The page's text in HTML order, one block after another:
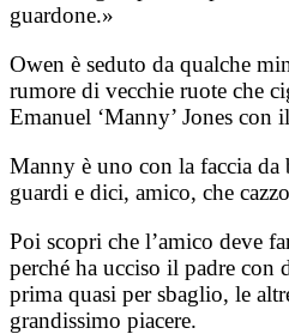
guardone.»
Owen è seduto da qualche
rumore di vecchie ruote che
Emanuel ‘Manny’ Jones con
Manny è uno con la faccia da
guardi e dici, amico, che
Poi scopri che l’amico deve
perché ha ucciso il padre con
prima quasi per sbaglio, le
grandissimo piacere.